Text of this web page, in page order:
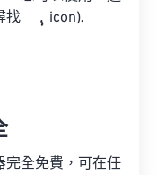
找
icon).
完全免費，可在任